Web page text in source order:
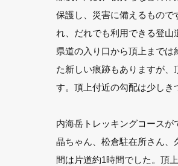
保護し、災害に備えるもので
れ、だれでも利用できる登山
県道の入り口から頂上まで
た新しい痕跡もありますが
す。頂上付近の勾配は少しき
内海岳トレッキングコース
晶ちゃん、松倉駐在所さん
間は片道約1時間でした。頂